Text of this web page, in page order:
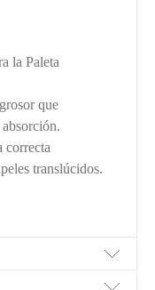
la Paleta
que
correcta
translúcidos.